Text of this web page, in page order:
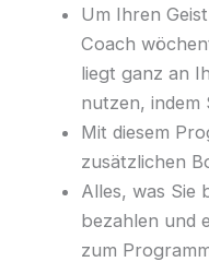
Um Ihren
Coach
liegt ganz an
nutzen, indem
Mit diesem
zusätzlichen
Alles, was Sie
bezahlen und
zum